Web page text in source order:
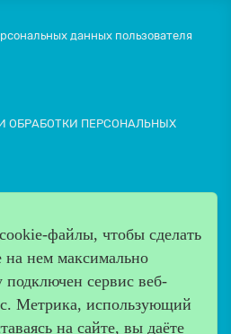
данных пользователя
ОБРАБОТКИ ПЕРСОНАЛЬНЫХ
файлы, чтобы сделать
нем максимально
сервис веб-
Метрика, использующий
на сайте, вы даёте